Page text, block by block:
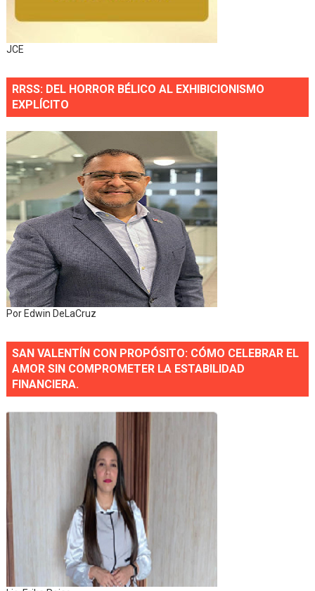
JCE
RRSS: DEL HORROR BÉLICO AL EXHIBICIONISMO
EXPLÍCITO
Por Edwin DeLaCruz
SAN VALENTÍN CON PROPÓSITO: CÓMO CELEBRAR EL
AMOR SIN COMPROMETER LA ESTABILIDAD
FINANCIERA.